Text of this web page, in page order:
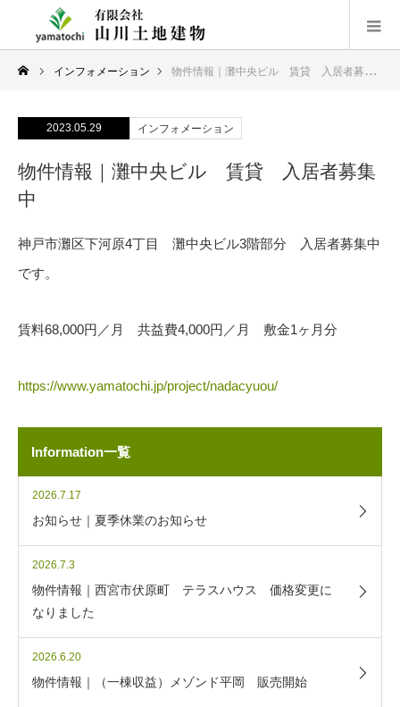
インフォメーション 物件情報｜灘中央ビル 賃貸 入居者募集中
2023.05.29 インフォメーション
物件情報｜灘中央ビル 賃貸 入居者募集
中
神戸市灘区下河原4丁目 灘中央ビル3階部分 入居者募集中
です。
賃料68,000円／月 共益費4,000円／月 敷金1ヶ月分
https://www.yamatochi.jp/project/nadacyuou/
Information一覧
2026.7.17
お知らせ｜夏季休業のお知らせ
2026.7.3
物件情報｜西宮市伏原町 テラスハウス 価格変更に
なりました
2026.6.20
物件情報｜（一棟収益）メゾンド平岡 販売開始